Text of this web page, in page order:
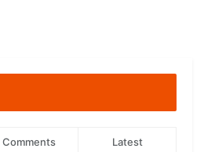
Comments Latest